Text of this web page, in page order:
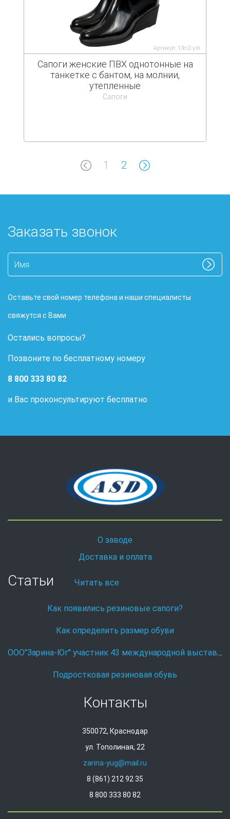
Артикул: 13с-2-у-б
Сапоги женские ПВХ однотонные на
танкетке с бантом, на молнии,
утепленные
Сапоги
1 2
Заказать звонок
Оставьте свой номер телефона и наши специалисты
свяжутся с Вами
Остались вопросы?
Позвоните по бесплатному номеру
8 800 333 80 82
и Вас проконсультируют бесплатно
О заводе
Доставка и оплата
Статьи Читать все
Как появились резиновые сапоги?
Как определить размер обуви
ООО"Зарина-Юг" участник 43 международной выставке Охота и рыболовство на Руси.
Подростковая резиновая обувь
Контакты
350072, Краснодар
ул. Тополиная, 22
zarina-yug@mail.ru
8 (861) 212 92 35
8 800 333 80 82